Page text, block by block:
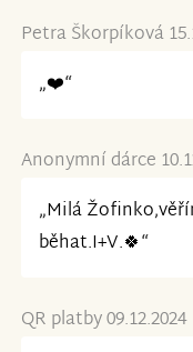
Petra Škorpíková
„❤️“
Anonymní dárce
„Milá
běhat.I+V.🍀“
QR platby 09.12.2024